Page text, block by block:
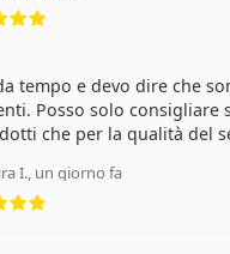
tempo e devo dire che
Posso solo consigliare
che per la qualità del
I., un giorno fa
valutazione 5 di 5